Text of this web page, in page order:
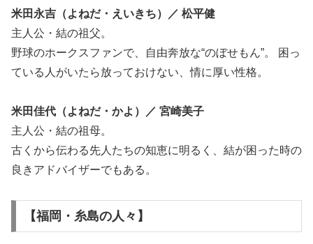
米田永吉（よねだ・えいきち）／ 松平健
主人公・結の祖父。
野球のホークスファンで、自由奔放な“のぼせもん”。 困っ
ている人がいたら放っておけない、情に厚い性格。
米田佳代（よねだ・かよ）／ 宮崎美子
主人公・結の祖母。
古くから伝わる先人たちの知恵に明るく、結が困った時の
良きアドバイザーでもある。
【福岡・糸島の人々】